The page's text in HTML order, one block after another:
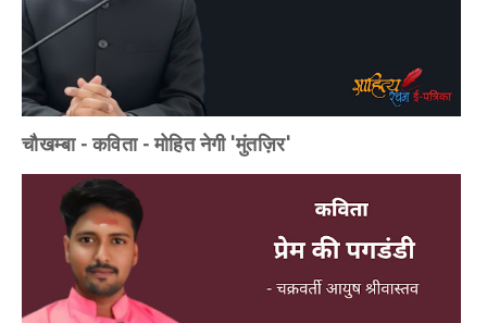
चौखम्बा - कविता - मोहित नेगी 'मुंतज़िर'